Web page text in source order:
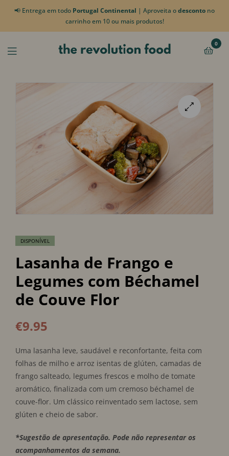
📢 Entrega em todo Portugal Continental | Aproveita odesconto no
carrinho em 10 ou mais produtos!
0
DISPONÍVEL
Lasanha de Frango e
Legumes com Béchamel
de Couve Flor
€9.95
Uma lasanha leve, saudável e reconfortante, feita com
folhas de milho e arroz isentas de glúten, camadas de
frango salteado, legumes frescos e molho de tomate
aromático, finalizada com um cremoso béchamel de
couve-flor. Um clássico reinventado sem lactose, sem
glúten e cheio de sabor.
*Sugestão de apresentação. Pode não representar os
acompanhamentos da semana.